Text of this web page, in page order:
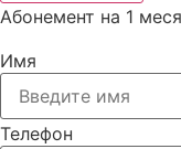
Абонемент на 1
Имя
Телефон